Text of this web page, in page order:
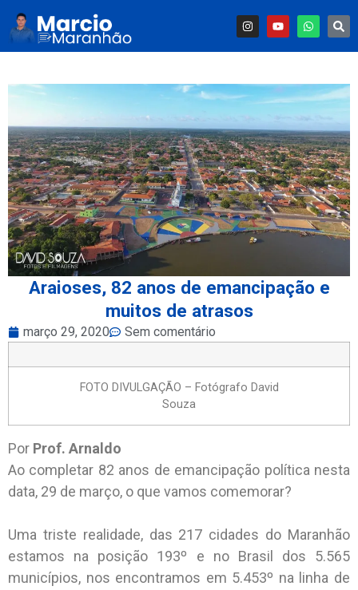
Araioses, 82 anos de emancipação e
muitos de atrasos
março 29, 2020 Sem comentário
FOTO DIVULGAÇÃO – Fotógrafo David
Souza
Por Prof. Arnaldo
Ao completar 82 anos de emancipação política nesta
data, 29 de março, o que vamos comemorar?
Uma triste realidade, das 217 cidades do Maranhão
estamos na posição 193º e no Brasil dos 5.565
municípios, nos encontramos em 5.453º na linha de